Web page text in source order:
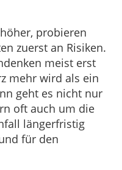
probieren
zuerst an Risiken.
meist erst
mehr wird als ein
geht es nicht nur
oft auch um die
längerfristig
für den